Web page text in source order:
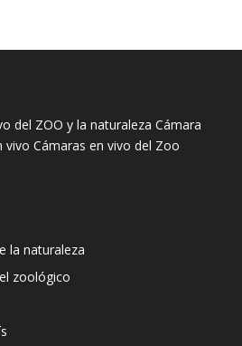
del ZOO y la naturaleza Cámara
Cámaras en vivo del Zoo
la naturaleza
zoológico